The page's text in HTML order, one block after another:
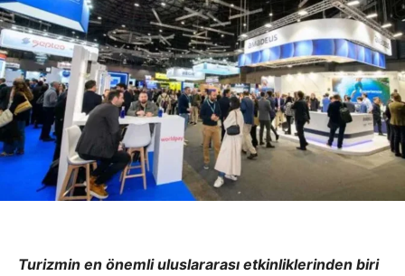
Turizmin en önemli uluslararası etkinliklerinden biri